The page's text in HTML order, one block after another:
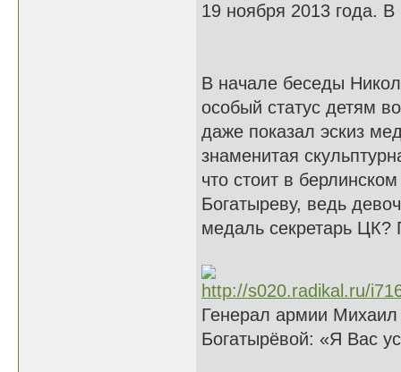
19 ноября 2013 года. В
В начале беседы
особый статус детям
даже показал эскиз
знаменитая
что стоит в
Богатыреву, ведь
медаль секретарь ЦК?
Генерал армии
Богатырёвой: «Я Вас